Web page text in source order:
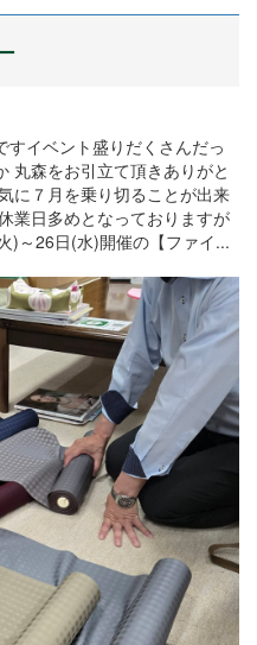
イベント盛りだくさんだっ
丸森をお引立て頂きありがと
に７月を乗り切ることが出来
業日多めとなっておりますが
)～26日(水)開催の【ファイ...